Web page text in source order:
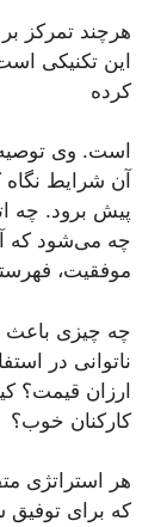
هرچند تمرکز
این تکنیکی
کرده
است. وی
آن شرایط نگاه
پیش برود. چه
چه می‌شود که
موفقیت،
چه چیزی
ناتوانی در
ارزان قیمت؟
کارکنان خوب؟
هر استراتژی
که برای